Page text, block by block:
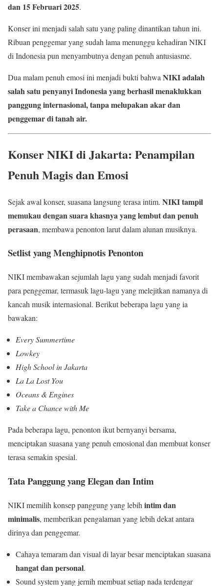
dan 15 Februari 2025.
Konser ini menjadi salah satu yang paling dinantikan tahun ini.
Ribuan penggemar yang sudah lama menunggu kehadiran NIKI
di Indonesia pun menyambutnya dengan penuh antusiasme.
Dua malam penuh emosi ini menjadi bukti bahwa NIKI adalah
salah satu penyanyi Indonesia yang berhasil menaklukkan
panggung internasional, tanpa melupakan akar dan
penggemar di tanah air.
Konser NIKI di Jakarta: Penampilan
Penuh Magis dan Emosi
Sejak awal konser, suasana langsung terasa intim. NIKI tampil
memukau dengan suara khasnya yang lembut dan penuh
perasaan, membawa penonton larut dalam alunan musiknya.
Setlist yang Menghipnotis Penonton
NIKI membawakan sejumlah lagu yang sudah menjadi favorit
para penggemar, termasuk lagu-lagu yang melejitkan namanya di
kancah musik internasional. Berikut beberapa lagu yang ia
bawakan:
Every Summertime
Lowkey
High School in Jakarta
La La Lost You
Oceans & Engines
Take a Chance with Me
Pada beberapa lagu, penonton ikut bernyanyi bersama,
menciptakan suasana yang penuh emosional dan membuat konser
terasa semakin spesial.
Tata Panggung yang Elegan dan Intim
NIKI memilih konsep panggung yang lebih intim dan
minimalis, memberikan pengalaman yang lebih dekat antara
dirinya dan penggemar.
Cahaya temaram dan visual di layar besar menciptakan suasana
hangat dan personal.
Sound system yang jernih membuat setiap nada terdengar